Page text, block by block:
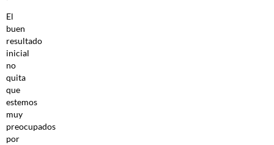
El
buen
resultado
inicial
no
quita
que
estemos
muy
preocupados
por